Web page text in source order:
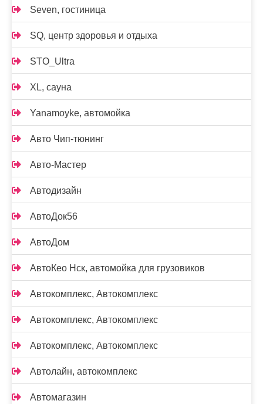
Seven, гостиница
SQ, центр здоровья и отдыха
STO_Ultra
XL, сауна
Yanamoyke, автомойка
Авто Чип-тюнинг
Авто-Мастер
Автодизайн
АвтоДок56
АвтоДом
АвтоКео Нск, автомойка для грузовиков
Автокомплекс, Автокомплекс
Автокомплекс, Автокомплекс
Автокомплекс, Автокомплекс
Автолайн, автокомплекс
Автомагазин